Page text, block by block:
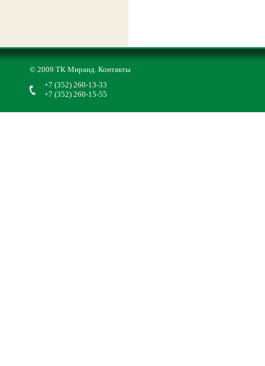
© 2009 ТК Миранд. Контакты
+7 (352) 260-13-33
+7 (352) 260-15-55